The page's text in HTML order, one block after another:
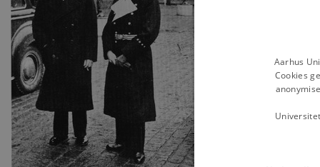
Aarhus
Cookies